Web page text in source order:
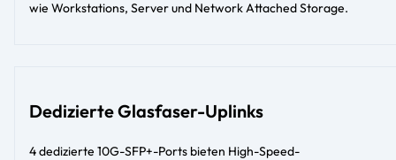
wie Workstations, Server und Network Attached Storage.
Dedizierte Glasfaser-Uplinks
4 dedizierte 10G-SFP+-Ports bieten High-Speed-